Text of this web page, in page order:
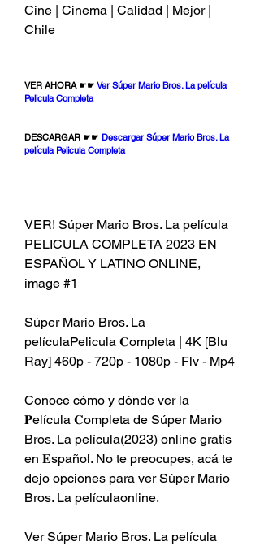
Cine | Cinema | Calidad | Mejor |
Chile
VER AHORA ☛☛ Ver Súper Mario Bros. La película
Pelicula Completa
DESCARGAR ☛☛ Descargar Súper Mario Bros. La
película Pelicula Completa
VER! Súper Mario Bros. La película
PELICULA COMPLETA 2023 EN
ESPAÑOL Y LATINO ONLINE,
image #1
Súper Mario Bros. La
películaPelicula 𝐂ompleta | 4K [Blu
Ray] 460p - 720p - 1080p - Flv - Mp4
Conoce cómo y dónde ver la
𝐏elícula 𝐂ompleta de Súper Mario
Bros. La película(2023) online gratis
en 𝐄spañol. No te preocupes, acá te
dejo opciones para ver Súper Mario
Bros. La películaonline.
Ver Súper Mario Bros. La película